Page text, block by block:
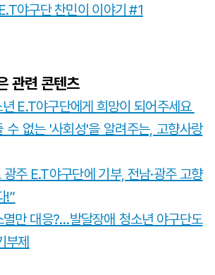
야구단 찬민이 이야기 #1
관련 콘텐츠
E.T야구단에게 희망이 되어주세요
수 없는 '사회성'을 알려주는, 고향사랑
주 E.T야구단에 기부, 전남·광주 고향
!”
만 대응?…발달장애 청소년 야구단도
부제